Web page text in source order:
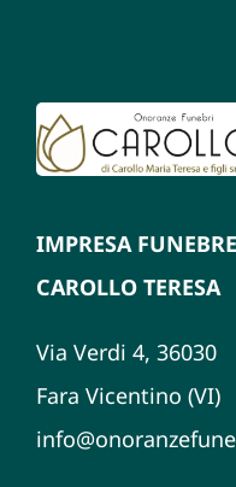
IMPRESA FUNEBRE
CAROLLO TERESA
Via Verdi 4, 36030
Fara Vicentino (VI)